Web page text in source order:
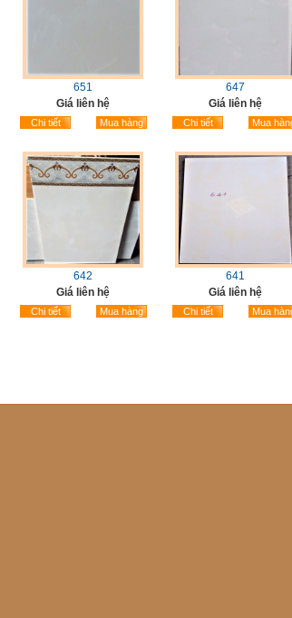
651
Giá liên hệ
Chi tiết Mua hàng
647
Giá liên hệ
Chi tiết Mua
642
Giá liên hệ
Chi tiết Mua hàng
641
Giá liên hệ
Chi tiết Mua